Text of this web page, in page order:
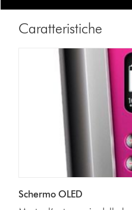
Caratteristiche
Schermo OLED